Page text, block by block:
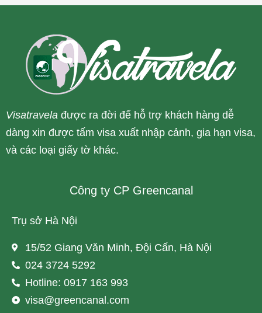
Visatravela được ra đời để hỗ trợ khách hàng dễ
dàng xin được tấm visa xuất nhập cảnh, gia hạn visa,
và các loại giấy tờ khác.
Công ty CP Greencanal
Trụ sở Hà Nội
15/52 Giang Văn Minh, Đội Cấn, Hà Nội
024 3724 5292
Hotline: 0917 163 993
visa@greencanal.com